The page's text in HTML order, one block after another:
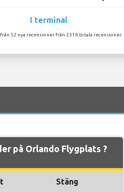
I terminal
52 nya recensioner från 2316 totala recensioner.
på Orlando Flygplats ?
Stäng